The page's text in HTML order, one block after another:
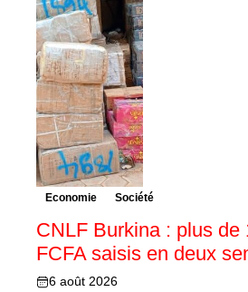
Economie Société
CNLF Burkina : plus de
FCFA saisis en deux
6 août 2026